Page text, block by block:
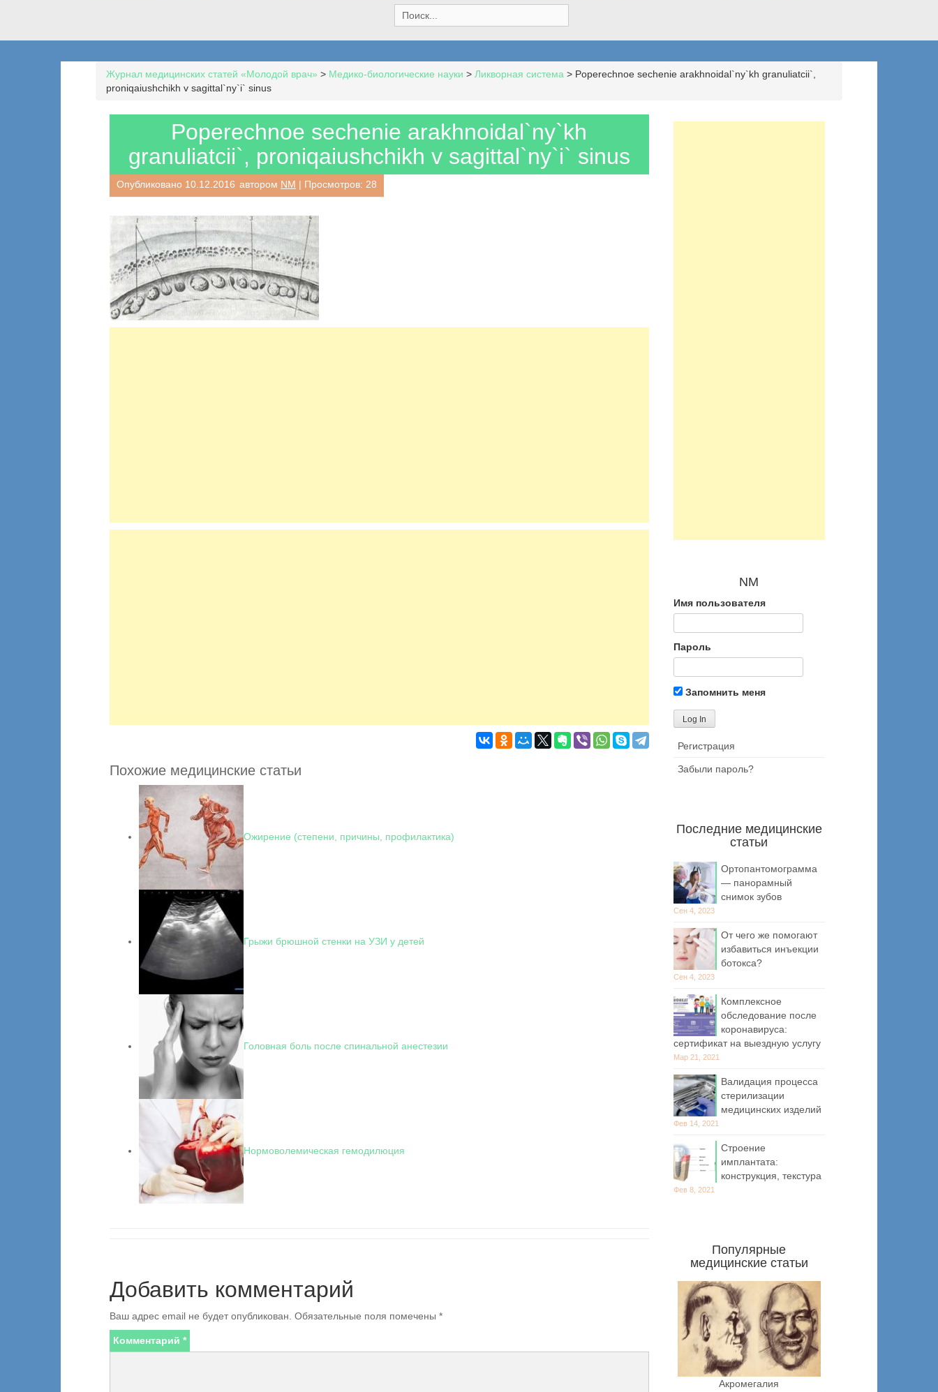
e
a
h
:
Журнал медицинских статей «Молодой врач» > Медико-биологические науки > Ликворная система > Poperechnoe sechenie arakhnoidal`ny`kh granuliatcii`,
proniqaiushchikh v sagittal`ny`i` sinus
Poperechnoe sechenie arakhnoidal`ny`kh
granuliatcii`, proniqaiushchikh v sagittal`ny`i` sinus
Опубликовано 10.12.2016 автором NM | Просмотров: 28
Похожие медицинские статьи
Ожирение (степени, причины, профилактика)
Грыжи брюшной стенки на УЗИ у детей
Головная боль после спинальной анестезии
Нормоволемическая гемодилюция
Добавить комментарий
Ваш адрес email не будет опубликован. Обязательные поля помечены *
Комментарий *
NM
Имя пользователя
Пароль
Запомнить меня
Регистрация
Забыли пароль?
Последние медицинские
статьи
Ортопантомограмма
— панорамный
снимок зубов
Сен 4, 2023
От чего же помогают
избавиться инъекции
ботокса?
Сен 4, 2023
Комплексное
обследование после
коронавируса:
сертификат на выездную услугу
Мар 21, 2021
Валидация процесса
стерилизации
медицинских изделий
Фев 14, 2021
Строение
имплантата:
конструкция, текстура
Фев 8, 2021
Популярные
медицинские статьи
Акромегалия